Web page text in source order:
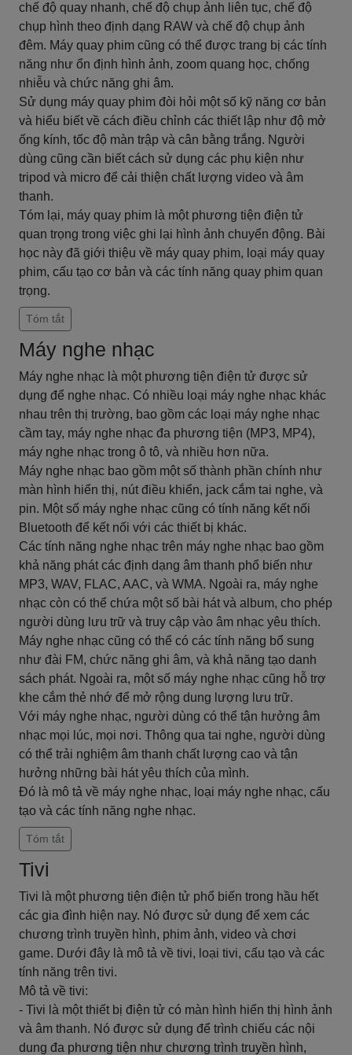
chế độ quay nhanh, chế độ chụp ảnh liên tục, chế độ
chụp hình theo định dạng RAW và chế độ chụp ảnh
đêm. Máy quay phim cũng có thể được trang bị các tính
năng như ổn định hình ảnh, zoom quang học, chống
nhiễu và chức năng ghi âm.
Sử dụng máy quay phim đòi hỏi một số kỹ năng cơ bản
và hiểu biết về cách điều chỉnh các thiết lập như độ mở
ống kính, tốc độ màn trập và cân bằng trắng. Người
dùng cũng cần biết cách sử dụng các phụ kiện như
tripod và micro để cải thiện chất lượng video và âm
thanh.
Tóm lại, máy quay phim là một phương tiện điện tử
quan trọng trong việc ghi lại hình ảnh chuyển động. Bài
học này đã giới thiệu về máy quay phim, loại máy quay
phim, cấu tạo cơ bản và các tính năng quay phim quan
trọng.
Tóm tắt
Máy nghe nhạc
Máy nghe nhạc là một phương tiện điện tử được sử
dụng để nghe nhạc. Có nhiều loại máy nghe nhạc khác
nhau trên thị trường, bao gồm các loại máy nghe nhạc
cầm tay, máy nghe nhạc đa phương tiện (MP3, MP4),
máy nghe nhạc trong ô tô, và nhiều hơn nữa.
Máy nghe nhạc bao gồm một số thành phần chính như
màn hình hiển thị, nút điều khiển, jack cắm tai nghe, và
pin. Một số máy nghe nhạc cũng có tính năng kết nối
Bluetooth để kết nối với các thiết bị khác.
Các tính năng nghe nhạc trên máy nghe nhạc bao gồm
khả năng phát các định dạng âm thanh phổ biến như
MP3, WAV, FLAC, AAC, và WMA. Ngoài ra, máy nghe
nhạc còn có thể chứa một số bài hát và album, cho phép
người dùng lưu trữ và truy cập vào âm nhạc yêu thích.
Máy nghe nhạc cũng có thể có các tính năng bổ sung
như đài FM, chức năng ghi âm, và khả năng tạo danh
sách phát. Ngoài ra, một số máy nghe nhạc cũng hỗ trợ
khe cắm thẻ nhớ để mở rộng dung lượng lưu trữ.
Với máy nghe nhạc, người dùng có thể tận hưởng âm
nhạc mọi lúc, mọi nơi. Thông qua tai nghe, người dùng
có thể trải nghiệm âm thanh chất lượng cao và tận
hưởng những bài hát yêu thích của mình.
Đó là mô tả về máy nghe nhạc, loại máy nghe nhạc, cấu
tạo và các tính năng nghe nhạc.
Tóm tắt
Tivi
Tivi là một phương tiện điện tử phổ biến trong hầu hết
các gia đình hiện nay. Nó được sử dụng để xem các
chương trình truyền hình, phim ảnh, video và chơi
game. Dưới đây là mô tả về tivi, loại tivi, cấu tạo và các
tính năng trên tivi.
Mô tả về tivi:
- Tivi là một thiết bị điện tử có màn hình hiển thị hình ảnh
và âm thanh. Nó được sử dụng để trình chiếu các nội
dung đa phương tiện như chương trình truyền hình,